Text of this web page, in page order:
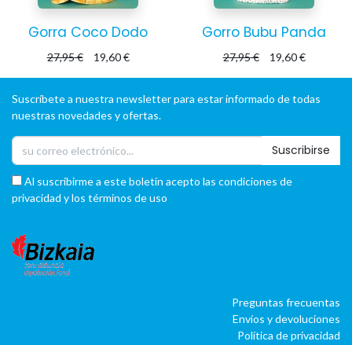
Gorra Coco Dodo
27,95€ 19,60€
Gorro Bubu Panda
27,95€ 19,60€
Suscríbete a nuestra newsletter para estar informado de todas
nuestras novedades y ofertas.
Suscribirse
Al suscribirme a este boletín acepto las condiciones de
privacidad y los términos de uso
Preguntas frecuentas
Envíos y devoluciones
Política de privacidad